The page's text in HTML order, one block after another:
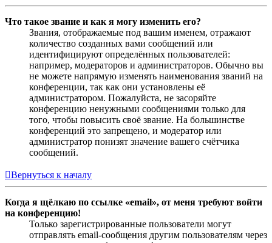
Что такое звание и как я могу изменить его?
Звания, отображаемые под вашим именем, отражают
количество созданных вами сообщений или
идентифицируют определённых пользователей:
например, модераторов и администраторов. Обычно вы
не можете напрямую изменять наименования званий на
конференции, так как они установлены её
администратором. Пожалуйста, не засоряйте
конференцию ненужными сообщениями только для
того, чтобы повысить своё звание. На большинстве
конференций это запрещено, и модератор или
администратор понизят значение вашего счётчика
сообщений.
Вернуться к началу
Когда я щёлкаю по ссылке «email», от меня требуют войти
на конференцию!
Только зарегистрированные пользователи могут
отправлять email-сообщения другим пользователям через